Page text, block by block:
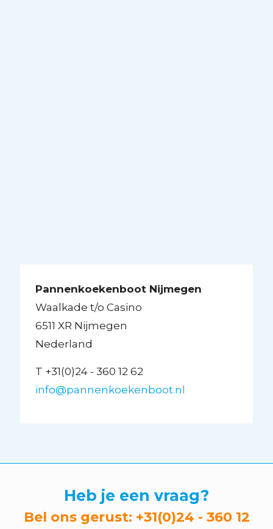
Pannenkoekenboot Nijmegen
Waalkade t/o Casino
6511 XR Nijmegen
Nederland
T +31(0)24 - 360 12 62
info@pannenkoekenboot.nl
Heb je een vraag?
Bel ons gerust: +31(0)24 - 360 12